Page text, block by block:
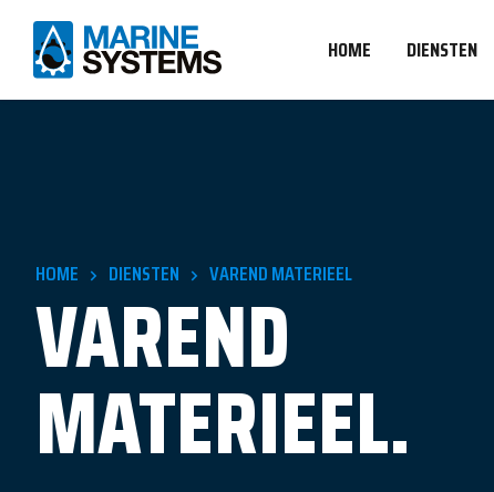
HOME DIENSTEN
HOME DIENSTEN VAREND MATERIEEL
VAREND
MATERIEEL.